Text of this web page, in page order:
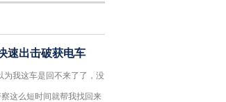
速出击破获电车
为我这车是回不来了了，没
这么短时间就帮我找回来